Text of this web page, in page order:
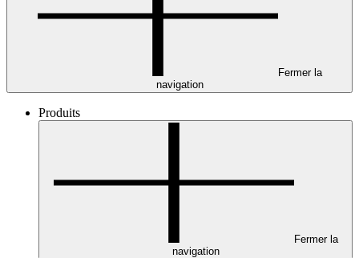
Fermer la
navigation
Produits
Fermer la
navigation